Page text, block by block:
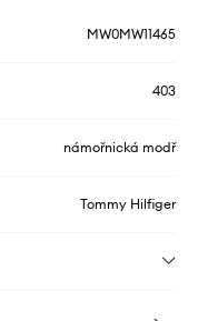
MW0MW11465
403
námořnická modř
Tommy Hilfiger